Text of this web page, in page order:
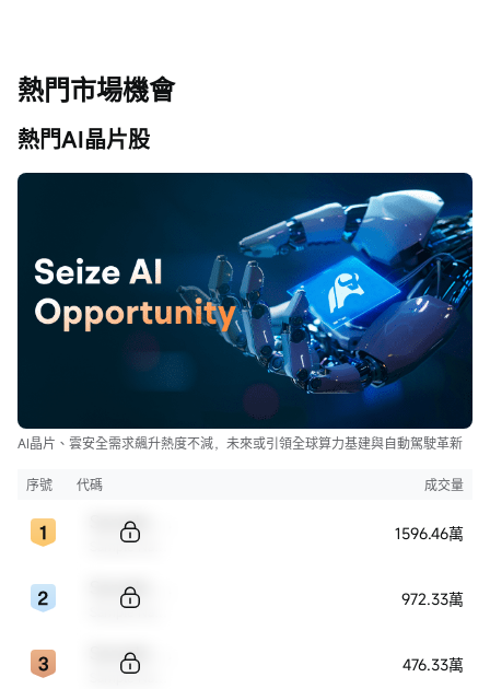
熱門市場機會
熱門AI晶片股
AI晶片、雲安全需求飆升熱度不減，未來或引領全球算力基建與自動駕駛革新
序號 代碼 成交量
1596.46萬
972.33萬
476.33萬